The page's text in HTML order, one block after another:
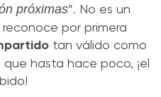
próximas”. No es un
por primera
tan válido como
hasta hace poco, ¡el